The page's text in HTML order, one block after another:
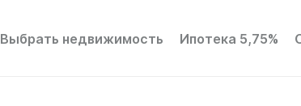
Выбрать недвижимость Ипотека 5,75%